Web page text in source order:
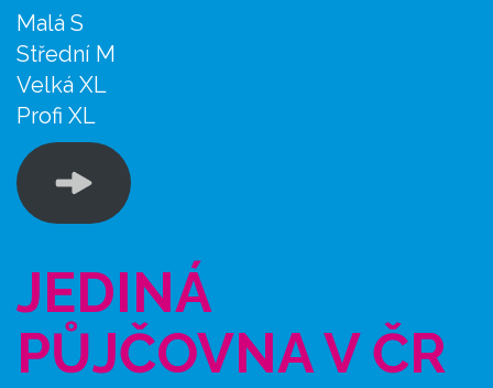
Malá S
Střední M
Velká XL
Profi XL
JEDINÁ
PŮJČOVNA V ČR